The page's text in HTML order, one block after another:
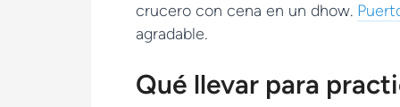
crucero con cena en un dhow.
agradable.
Qué llevar para